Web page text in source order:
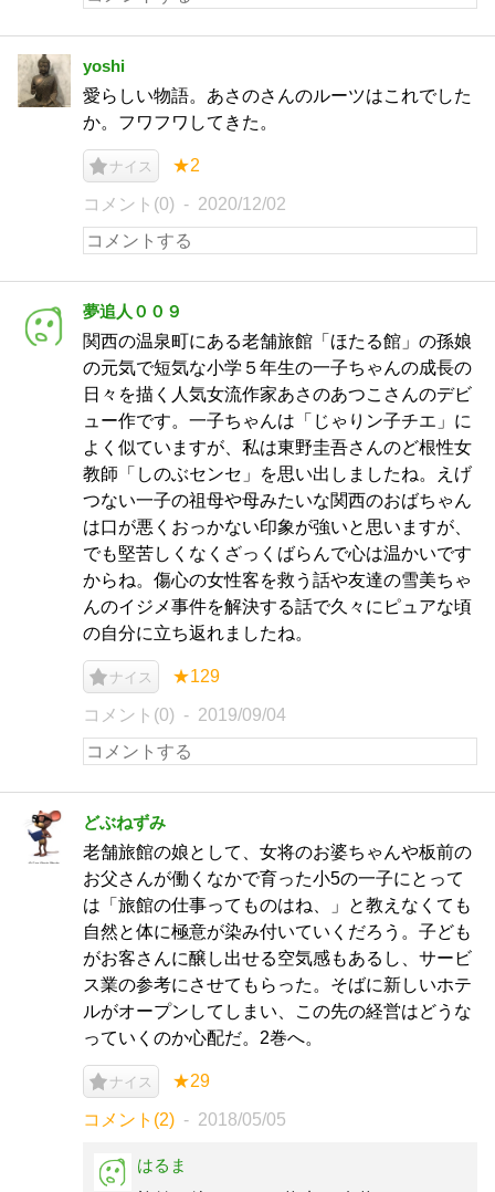
yoshi
愛らしい物語。あさのさんのルーツはこれでした
か。フワフワしてきた。
ナイス ★2
コメント(0) 2020/12/02
夢追人００９
関西の温泉町にある老舗旅館「ほたる館」の孫娘
の元気で短気な小学５年生の一子ちゃんの成長の
日々を描く人気女流作家あさのあつこさんのデビ
ュー作です。一子ちゃんは「じゃりン子チエ」に
よく似ていますが、私は東野圭吾さんのど根性女
教師「しのぶセンセ」を思い出しましたね。えげ
つない一子の祖母や母みたいな関西のおばちゃん
は口が悪くおっかない印象が強いと思いますが、
でも堅苦しくなくざっくばらんで心は温かいです
からね。傷心の女性客を救う話や友達の雪美ちゃ
んのイジメ事件を解決する話で久々にピュアな頃
の自分に立ち返れましたね。
ナイス ★129
コメント(0) 2019/09/04
どぶねずみ
老舗旅館の娘として、女将のお婆ちゃんや板前の
お父さんが働くなかで育った小5の一子にとって
は「旅館の仕事ってものはね、」と教えなくても
自然と体に極意が染み付いていくだろう。子ども
がお客さんに醸し出せる空気感もあるし、サービ
ス業の参考にさせてもらった。そばに新しいホテ
ルがオープンしてしまい、この先の経営はどうな
っていくのか心配だ。2巻へ。
ナイス ★29
コメント(2) 2018/05/05
はるま